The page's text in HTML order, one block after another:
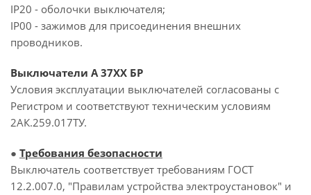
IP20 - оболочки выключателя;
IP00 - зажимов для присоединения внешних
проводников.
Выключатели А 37ХХ БР
Условия эксплуатации выключателей согласованы с
Регистром и соответствуют техническим условиям
2АК.259.017ТУ.
● Требования безопасности
Выключатель соответствует требованиям ГОСТ
12.2.007.0, "Правилам устройства электроустановок" и